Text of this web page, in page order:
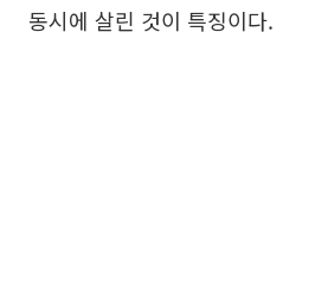
동시에 살린 것이 특징이다.